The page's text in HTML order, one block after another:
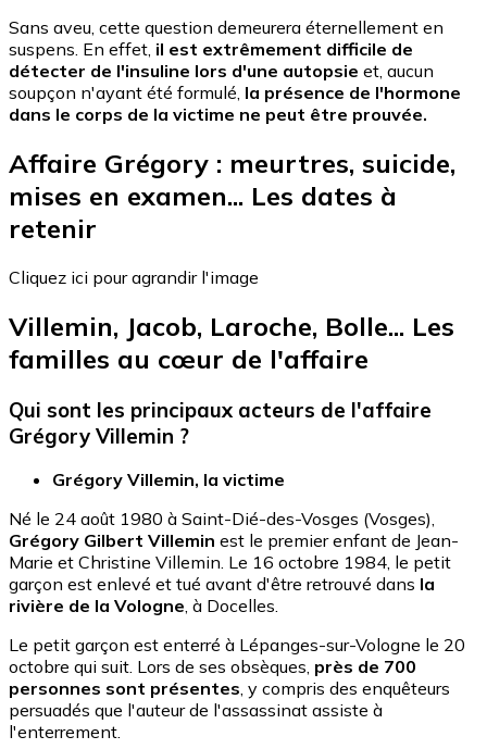
Sans aveu, cette question demeurera éternellement en
suspens. En effet, il est extrêmement difficile de
détecter de l'insuline lors d'une autopsie et, aucun
soupçon n'ayant été formulé, la présence de l'hormone
dans le corps de la victime ne peut être prouvée.
Affaire Grégory : meurtres, suicide,
mises en examen... Les dates à
retenir
Cliquez ici pour agrandir l'image
Villemin, Jacob, Laroche, Bolle... Les
familles au cœur de l'affaire
Qui sont les principaux acteurs de l'affaire
Grégory Villemin ?
Grégory Villemin, la victime
Né le 24 août 1980 à Saint-Dié-des-Vosges (Vosges),
Grégory Gilbert Villemin est le premier enfant de Jean-
Marie et Christine Villemin. Le 16 octobre 1984, le petit
garçon est enlevé et tué avant d'être retrouvé dans la
rivière de la Vologne, à Docelles.
Le petit garçon est enterré à Lépanges-sur-Vologne le 20
octobre qui suit. Lors de ses obsèques, près de 700
personnes sont présentes, y compris des enquêteurs
persuadés que l'auteur de l'assassinat assiste à
l'enterrement.